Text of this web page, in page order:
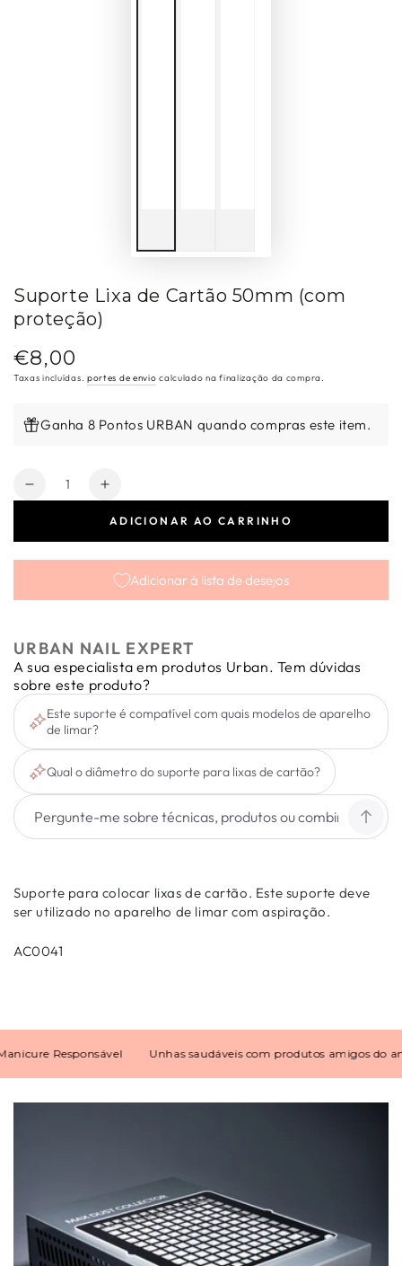
Suporte Lixa de Cartão 50mm (com
proteção)
Preço
regular
€8,00
Taxas incluídas. portes de envio calculado na finalização da compra.
Ganha 8 Pontos URBAN quando compras este item.
Quantidade
Diminuir
de
50mm
(com
proteção)
Aumentar
quantidade
Lixa
de
50mm
(com
proteção)
ADICIONAR AO CARRINHO
Adicionar à lista de desejos
URBAN NAIL EXPERT
A sua especialista em produtos Urban. Tem dúvidas
sobre este produto?
Este suporte é compatível com quais modelos de aparelho
de limar?
Qual o diâmetro do suporte para lixas de cartão?
Suporte para colocar lixas de cartão. Este suporte deve
ser utilizado no aparelho de limar com aspiração.
AC0041
Responsável Unhas saudáveis com produtos amigos do